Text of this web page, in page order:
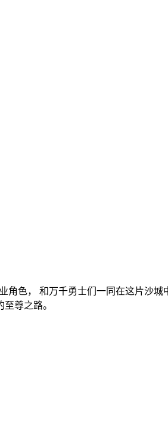
角色， 和万千勇士们一同在这片沙城
尊之路。